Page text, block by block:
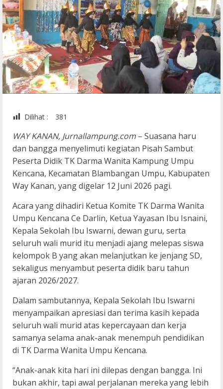
Dilihat : 381
WAY KANAN, Jurnallampung.com – Suasana haru
dan bangga menyelimuti kegiatan Pisah Sambut
Peserta Didik TK Darma Wanita Kampung Umpu
Kencana, Kecamatan Blambangan Umpu, Kabupaten
Way Kanan, yang digelar 12 Juni 2026 pagi.
Acara yang dihadiri Ketua Komite TK Darma Wanita
Umpu Kencana Ce Darlin, Ketua Yayasan Ibu Isnaini,
Kepala Sekolah Ibu Iswarni, dewan guru, serta
seluruh wali murid itu menjadi ajang melepas siswa
kelompok B yang akan melanjutkan ke jenjang SD,
sekaligus menyambut peserta didik baru tahun
ajaran 2026/2027.
Dalam sambutannya, Kepala Sekolah Ibu Iswarni
menyampaikan apresiasi dan terima kasih kepada
seluruh wali murid atas kepercayaan dan kerja
samanya selama anak-anak menempuh pendidikan
di TK Darma Wanita Umpu Kencana.
“Anak-anak kita hari ini dilepas dengan bangga. Ini
bukan akhir, tapi awal perjalanan mereka yang lebih